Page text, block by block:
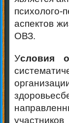
аспектов
ОВЗ.
Условия